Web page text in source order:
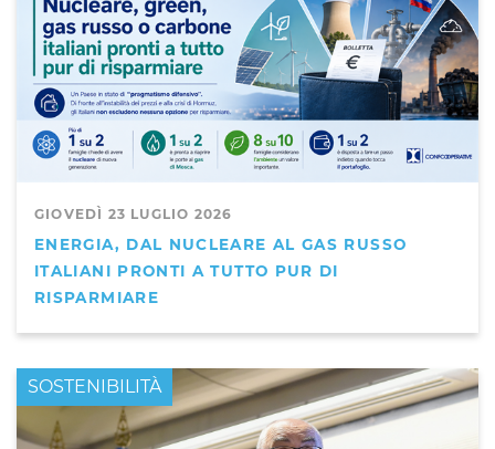
GIOVEDÌ 23 LUGLIO 2026
ENERGIA, DAL NUCLEARE AL GAS RUSSO
ITALIANI PRONTI A TUTTO PUR DI
RISPARMIARE
PRIMO PIANO
SOSTENIBILITÀ